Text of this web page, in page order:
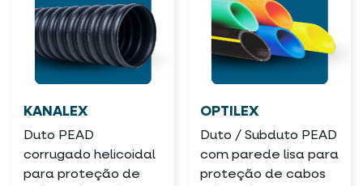
KANALEX
Duto PEAD
corrugado helicoidal
para proteção de
OPTILEX
Duto / Subduto PEAD
com parede lisa para
proteção de cabos